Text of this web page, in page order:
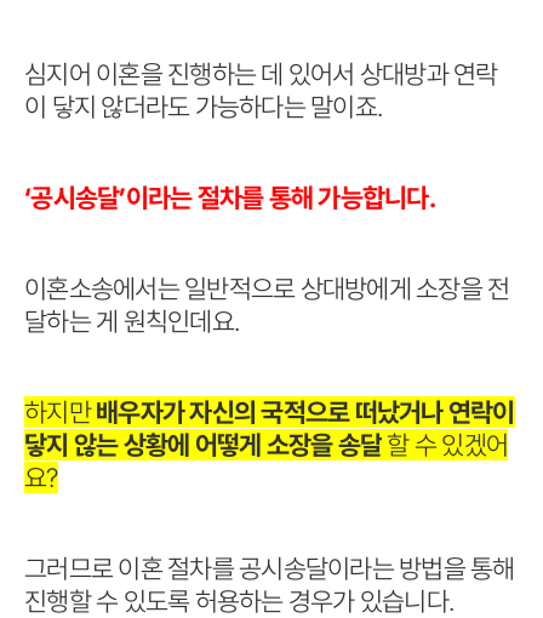
심지어 이혼을 진행하는 데 있어서 상대방과 연락
이 닿지 않더라도 가능하다는 말이죠.
‘공시송달’이라는 절차를 통해 가능합니다.
이혼소송에서는 일반적으로 상대방에게 소장을 전
달하는 게 원칙인데요.
하지만배우자가 자신의 국적으로 떠났거나 연락이
닿지 않는 상황에 어떻게 소장을 송달할 수 있겠어
요?
그러므로 이혼 절차를 공시송달이라는 방법을 통해
진행할 수 있도록 허용하는 경우가 있습니다.